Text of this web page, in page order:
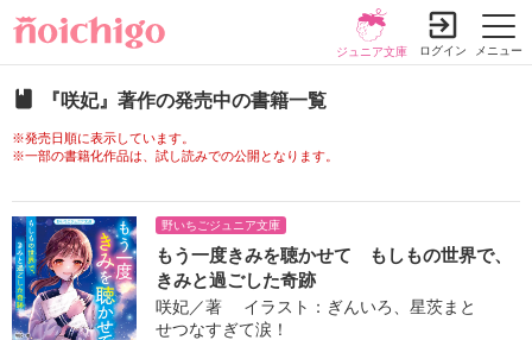
メニュー
ジュニア文庫 ログイン
『咲妃』著作の発売中の書籍一覧
※発売日順に表示しています。
※一部の書籍化作品は、試し読みでの公開となります。
野いちごジュニア文庫
もう一度きみを聴かせて もしもの世界で、
きみと過ごした奇跡
咲妃／著 イラスト：ぎんいろ、星茨まと
せつなすぎて涙！